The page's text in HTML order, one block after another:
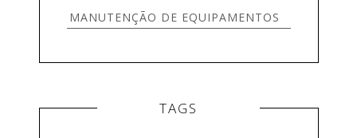
MANUTENÇÃO DE EQUIPAMENTOS
TAGS